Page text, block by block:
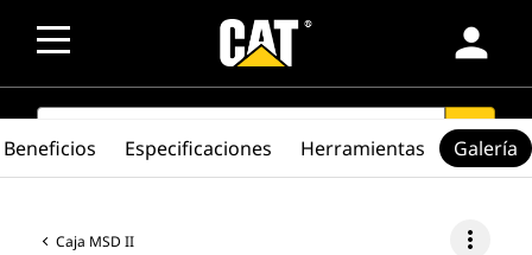
person
SEARCH search
Caja MSD II more_vert
Beneficios Especificaciones Herramientas Galería